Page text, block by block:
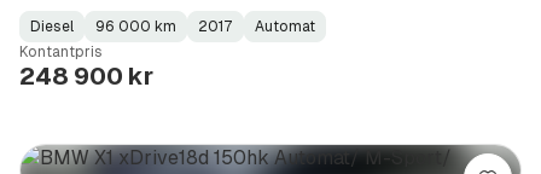
Fuel
Type:
Diesel
Kilometerstand:
96 000 km
Model
Year:
2017
Gearbox
Type:
Automat
Kontantpris
248 900 kr